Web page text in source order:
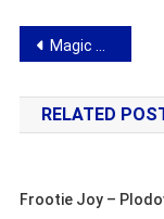
Navigácia
v
článku
Magic Rec Mirror – recenzia kamery do auta
RELATED
Frootie Joy –